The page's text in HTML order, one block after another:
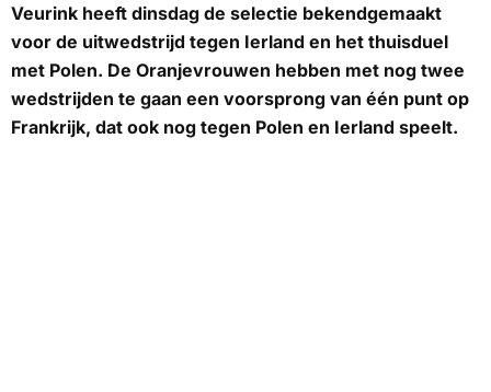
Veurink heeft dinsdag de selectie bekendgemaakt
voor de uitwedstrijd tegen Ierland en het thuisduel
met Polen. De Oranjevrouwen hebben met nog twee
wedstrijden te gaan een voorsprong van één punt op
Frankrijk, dat ook nog tegen Polen en Ierland speelt.